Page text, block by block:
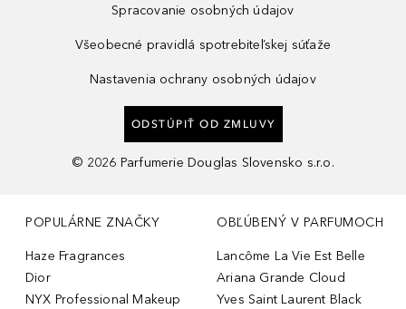
Spracovanie osobných údajov
Všeobecné pravidlá spotrebiteľskej súťaže
Nastavenia ochrany osobných údajov
ODSTÚPIŤ OD ZMLUVY
© 2026 Parfumerie Douglas Slovensko s.r.o.
POPULÁRNE ZNAČKY
Haze Fragrances
Dior
NYX Professional Makeup
OBĽÚBENÝ V PARFUMOCH
Lancôme La Vie Est Belle
Ariana Grande Cloud
Yves Saint Laurent Black